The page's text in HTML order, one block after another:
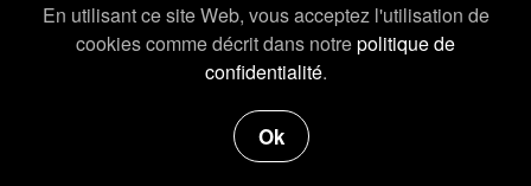
En utilisant ce site Web, vous acceptez l'utilisation de
cookies comme décrit dans notrepolitique de
confidentialité.
Ok